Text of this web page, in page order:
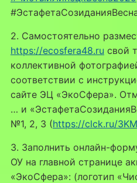
2. Самостоятельно
https://ecosfera48.ru свой
коллективной
соответствии с
сайте ЭЦ «ЭкоСфера».
… и
№1, 2, 3 (https://clck.ru/
3. Заполнить онлайн-
ОУ на главной странице
«ЭкоСфера»: (логотип